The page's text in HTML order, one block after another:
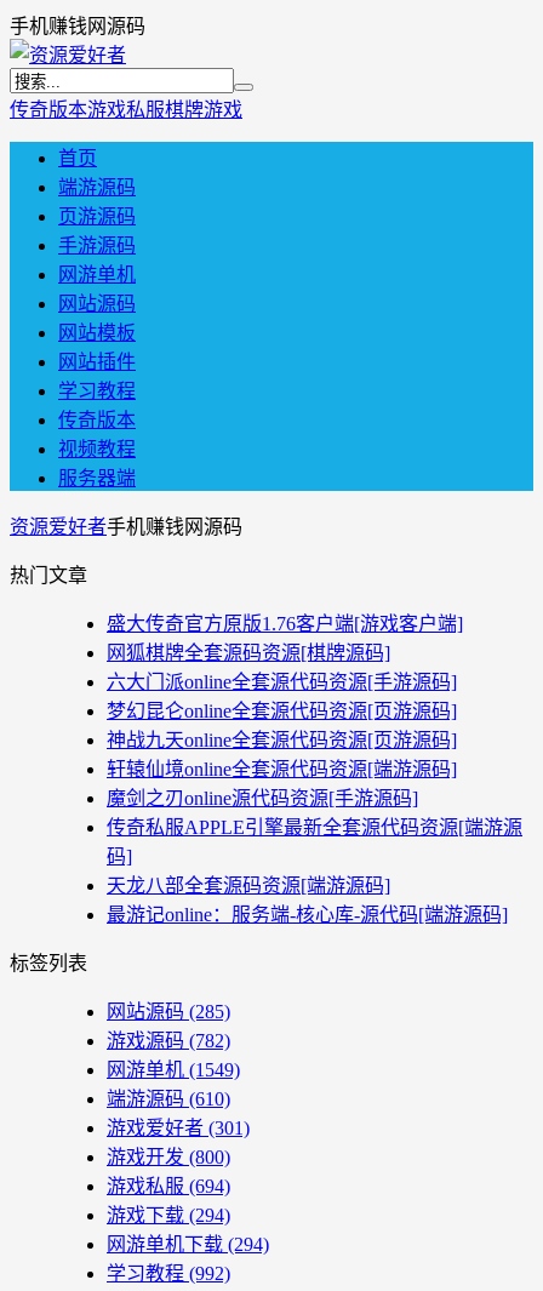
手机赚钱网源码
传奇版本游戏私服棋牌游戏
首页
端游源码
页游源码
手游源码
网游单机
网站源码
网站模板
网站插件
学习教程
传奇版本
视频教程
服务器端
资源爱好者手机赚钱网源码
热门文章
盛大传奇官方原版1.76客户端[游戏客户端]
网狐棋牌全套源码资源[棋牌源码]
六大门派online全套源代码资源[手游源码]
梦幻昆仑online全套源代码资源[页游源码]
神战九天online全套源代码资源[页游源码]
轩辕仙境online全套源代码资源[端游源码]
魔剑之刃online源代码资源[手游源码]
传奇私服APPLE引擎最新全套源代码资源[端游源
码]
天龙八部全套源码资源[端游源码]
最游记online：服务端-核心库-源代码[端游源码]
标签列表
网站源码 (285)
游戏源码 (782)
网游单机 (1549)
端游源码 (610)
游戏爱好者 (301)
游戏开发 (800)
游戏私服 (694)
游戏下载 (294)
网游单机下载 (294)
学习教程 (992)